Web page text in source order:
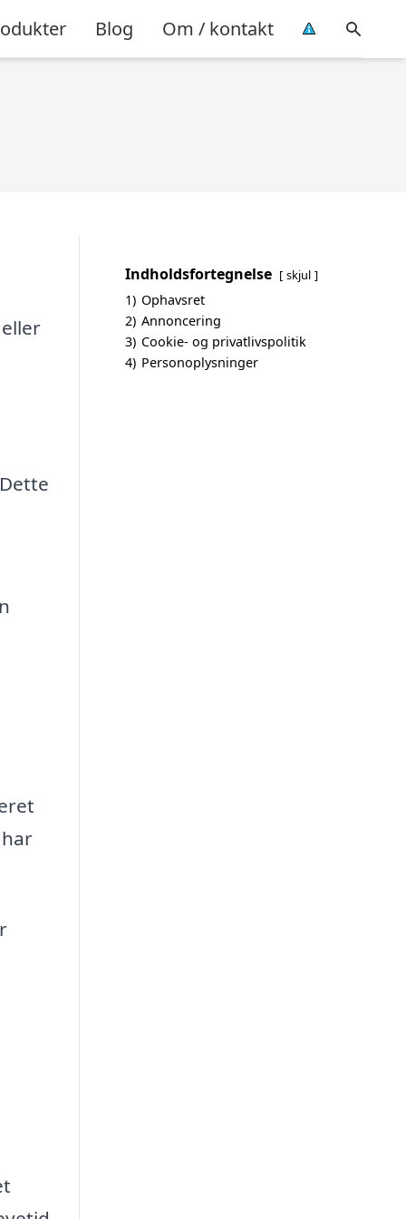
Blog Om / kontakt
Indholdsfortegnelse skjul
1) Ophavsret
2) Annoncering
3) Cookie- og privatlivspolitik
4) Personoplysninger